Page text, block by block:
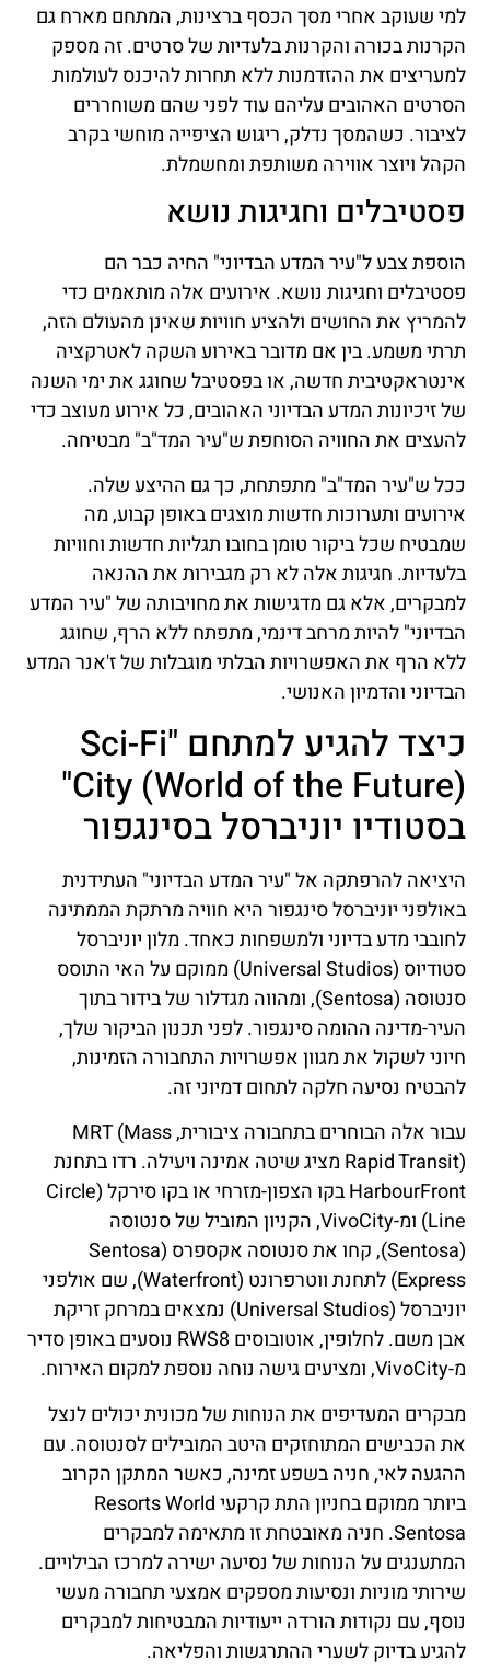
למי שעוקב אחרי מסך הכסף ברצינות, המתחם מארח גם
הקרנות בכורה והקרנות בלעדיות של סרטים. זה מספק
למעריצים את ההזדמנות ללא תחרות להיכנס לעולמות
הסרטים האהובים עליהם עוד לפני שהם משוחררים
לציבור. כשהמסך נדלק, ריגוש הציפייה מוחשי בקרב
הקהל ויוצר אווירה משותפת ומחשמלת.
פסטיבלים וחגיגות נושא
הוספת צבע ל"עיר המדע הבדיוני" החיה כבר הם
פסטיבלים וחגיגות נושא. אירועים אלה מותאמים כדי
להמריץ את החושים ולהציע חוויות שאינן מהעולם הזה,
תרתי משמע. בין אם מדובר באירוע השקה לאטרקציה
אינטראקטיבית חדשה, או בפסטיבל שחוגג את ימי השנה
של זיכיונות המדע הבדיוני האהובים, כל אירוע מעוצב כדי
להעצים את החוויה הסוחפת ש"עיר המד"ב" מבטיחה.
ככל ש"עיר המד"ב" מתפתחת, כך גם ההיצע שלה.
אירועים ותערוכות חדשות מוצגים באופן קבוע, מה
שמבטיח שכל ביקור טומן בחובו תגליות חדשות וחוויות
בלעדיות. חגיגות אלה לא רק מגבירות את ההנאה
למבקרים, אלא גם מדגישות את מחויבותה של "עיר המדע
הבדיוני" להיות מרחב דינמי, מתפתח ללא הרף, שחוגג
ללא הרף את האפשרויות הבלתי מוגבלות של ז'אנר המדע
הבדיוני והדמיון האנושי.
כיצד להגיע למתחם "Sci-Fi
City (World of the Future)"
בסטודיו יוניברסל בסינגפור
היציאה להרפתקה אל "עיר המדע הבדיוני" העתידנית
באולפני יוניברסל סינגפור היא חוויה מרתקת הממתינה
לחובבי מדע בדיוני ולמשפחות כאחד. מלון יוניברסל
סטודיוס (Universal Studios) ממוקם על האי התוסס
סנטוסה (Sentosa), ומהווה מגדלור של בידור בתוך
העיר-מדינה ההומה סינגפור. לפני תכנון הביקור שלך,
חיוני לשקול את מגוון אפשרויות התחבורה הזמינות,
להבטיח נסיעה חלקה לתחום דמיוני זה.
עבור אלה הבוחרים בתחבורה ציבורית, MRT (Mass
Rapid Transit) מציג שיטה אמינה ויעילה. רדו בתחנת
HarbourFront בקו הצפון-מזרחי או בקו סירקל (Circle
Line) ומ-VivoCity, הקניון המוביל של סנטוסה
(Sentosa), קחו את סנטוסה אקספרס (Sentosa
Express) לתחנת ווטרפרונט (Waterfront), שם אולפני
יוניברסל (Universal Studios) נמצאים במרחק זריקת
אבן משם. לחלופין, אוטובוסים RWS8 נוסעים באופן סדיר
מ-VivoCity, ומציעים גישה נוחה נוספת למקום האירוח.
מבקרים המעדיפים את הנוחות של מכונית יכולים לנצל
את הכבישים המתוחזקים היטב המובילים לסנטוסה. עם
ההגעה לאי, חניה בשפע זמינה, כאשר המתקן הקרוב
ביותר ממוקם בחניון התת קרקעי Resorts World
Sentosa. חניה מאובטחת זו מתאימה למבקרים
המתענגים על הנוחות של נסיעה ישירה למרכז הבילויים.
שירותי מוניות ונסיעות מספקים אמצעי תחבורה מעשי
נוסף, עם נקודות הורדה ייעודיות המבטיחות למבקרים
להגיע בדיוק לשערי ההתרגשות והפליאה.